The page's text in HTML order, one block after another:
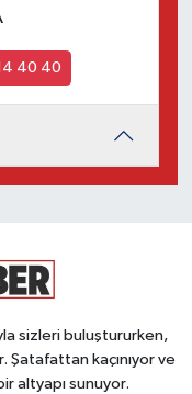
40 40
sizleri buluştururken,
kaçınıyor ve
altyapı sunuyor.